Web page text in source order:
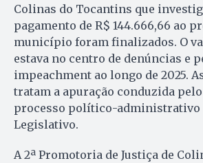
Colinas do Tocantins que
pagamento de R$ 144.666,66 ao
município foram finalizados. O
estava no centro de denúncias e
impeachment ao longo de 2025.
tratam a apuração conduzida pelo
processo político-administrativo
Legislativo.
A 2ª Promotoria de Justiça de